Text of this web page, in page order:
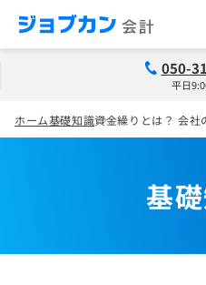
050-
平日
ホーム基礎知識資金繰りとは？ 会社
基